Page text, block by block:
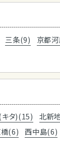
三条(9)
京都
タ)(15)
北新
(6) 西中島(6)